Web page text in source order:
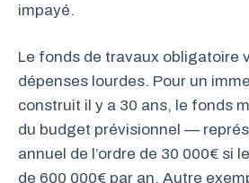
impayé.
Le fonds de travaux obligatoire
dépenses lourdes. Pour un
construit il y a 30 ans, le fonds
du budget prévisionnel —
annuel de l’ordre de 30 000€ si
de 600 000€ par an. Autre